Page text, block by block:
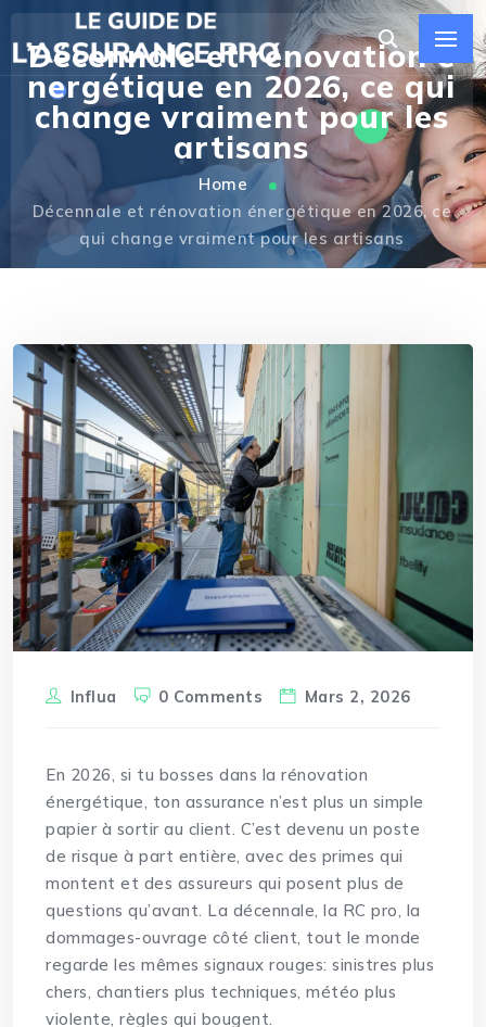
Décennale et rénovation é
nergétique en 2026, ce qui
change vraiment pour les
artisans
Home
Décennale et rénovation énergétique en 2026, ce
qui change vraiment pour les artisans
Influa 0 Comments Mars 2, 2026
En 2026, si tu bosses dans la rénovation
énergétique, ton assurance n’est plus un simple
papier à sortir au client. C’est devenu un poste
de risque à part entière, avec des primes qui
montent et des assureurs qui posent plus de
questions qu’avant. La décennale, la RC pro, la
dommages-ouvrage côté client, tout le monde
regarde les mêmes signaux rouges: sinistres plus
chers, chantiers plus techniques, météo plus
violente, règles qui bougent.